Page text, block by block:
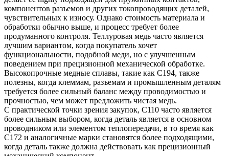
компонентов разъемов и других токопроводящих деталей,
чувствительных к износу. Однако стоимость материала и
обработки обычно выше, и процесс требует более
продуманного контроля. Теллуровая медь часто является
лучшим вариантом, когда покупатель хочет
функциональности, подобной меди, но с улучшенным
поведением при прецизионной механической обработке.
Высокопрочные медные сплавы, такие как C194, также
полезны, когда клеммам, разъемам и промышленным деталям
требуется более сильный баланс между проводимостью и
прочностью, чем может предложить чистая медь.
С практической точки зрения закупок, C110 часто является
более сильным выбором, когда деталь является в основном
проводником или элементом теплопередачи, в то время как
C172 и аналогичные марки становятся более подходящими,
когда деталь также должна действовать как прецизионный